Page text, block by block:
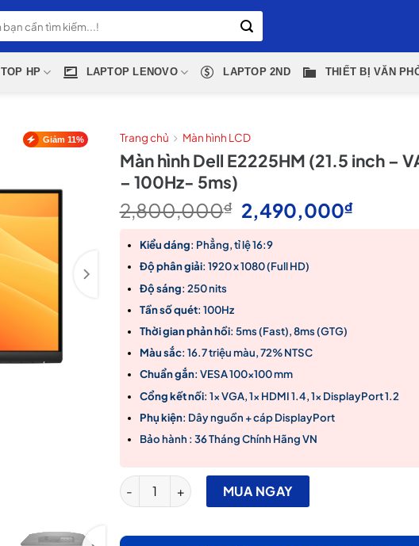
HP LAPTOP LENOVO LAPTOP 2ND THIẾT BỊ VĂN
Giảm 11% Trang chủ Màn hình LCD
Màn hình Dell E2225HM (21.5 inch –
– 100Hz- 5ms)
2,800,000₫ Giá
gốc
là:
2,800,000₫.
2,490,000₫Giá
Kiểu dáng: Phẳng, tỉ lệ 16:9
Độ phân giải: 1920 x 1080 (Full HD)
Độ sáng: 250 nits
Tần số quét: 100Hz
Thời gian phản hồi: 5ms (Fast), 8ms (GTG)
Màu sắc: 16.7 triệu màu, 72% NTSC
Chuẩn gắn: VESA 100×100 mm
Cổng kết nối: 1x VGA, 1x HDMI 1.4, 1x DisplayPort 1.2
Phụ kiện: Dây nguồn + cáp DisplayPort
Bảo hành : 36 Tháng Chính Hãng VN
Màn hình Dell E2225HM (21.5 inch - VA - FHD -
MUA NGAY